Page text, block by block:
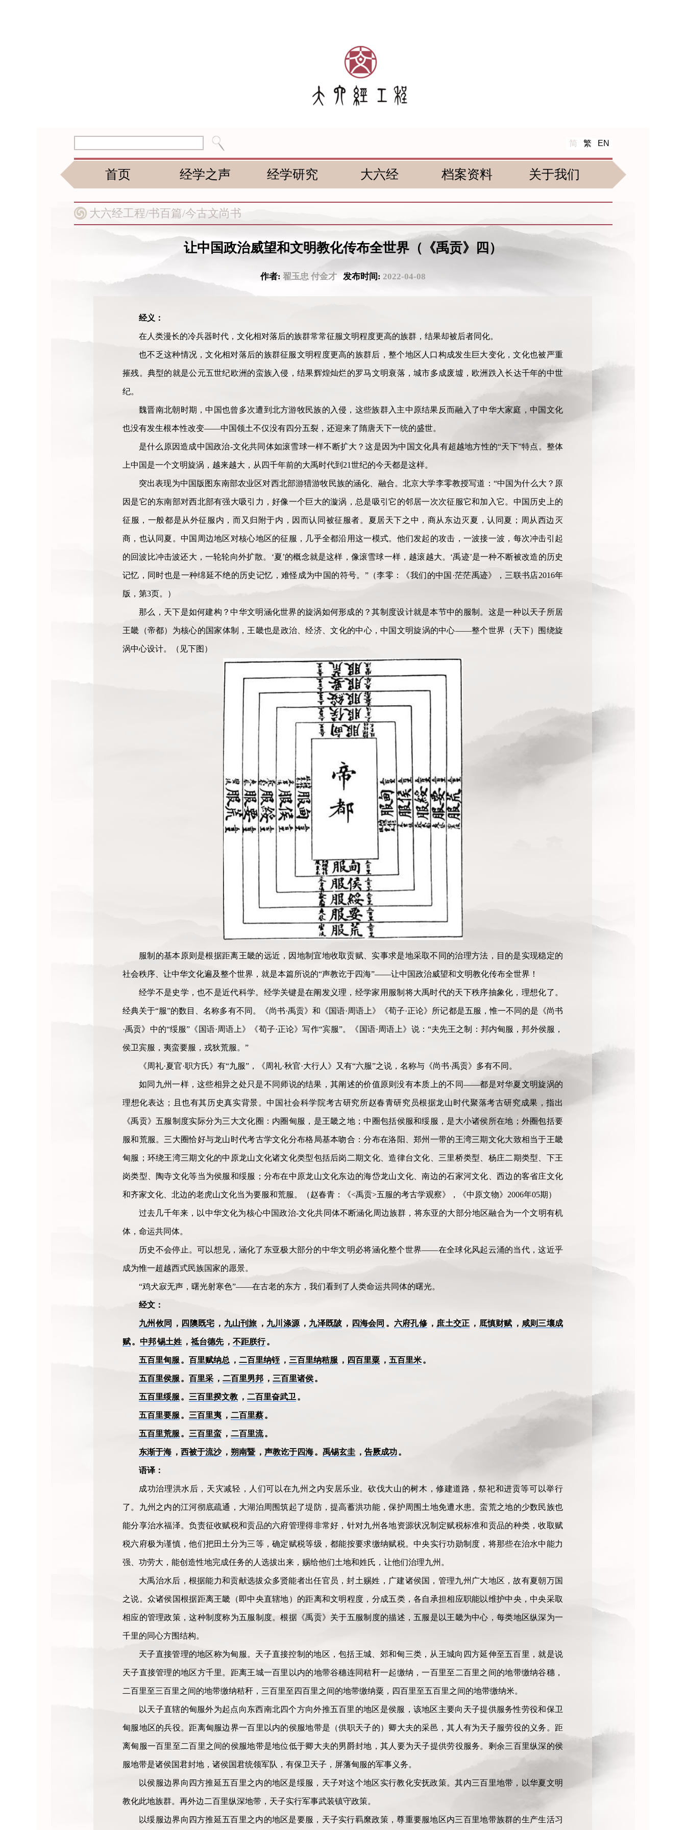
简 繁 EN
首页 经学之声 经学研究 大六经 档案资料 关于我们
大六经工程/书百篇/今古文尚书
让中国政治威望和文明教化传布全世界（《禹贡》四）
作者: 翟玉忠 付金才 发布时间: 2022-04-08
经义：
在人类漫长的冷兵器时代，文化相对落后的族群常常征服文明程度更高的族群，结果却被后者同化。
也不乏这种情况，文化相对落后的族群征服文明程度更高的族群后，整个地区人口构成发生巨大变化，文化也被严重
摧残。典型的就是公元五世纪欧洲的蛮族入侵，结果辉煌灿烂的罗马文明衰落，城市多成废墟，欧洲跌入长达千年的中世
纪。
魏晋南北朝时期，中国也曾多次遭到北方游牧民族的入侵，这些族群入主中原结果反而融入了中华大家庭，中国文化
也没有发生根本性改变——中国领土不仅没有四分五裂，还迎来了隋唐天下一统的盛世。
是什么原因造成中国政治-文化共同体如滚雪球一样不断扩大？这是因为中国文化具有超越地方性的“天下”特点。整体
上中国是一个文明旋涡，越来越大，从四千年前的大禹时代到21世纪的今天都是这样。
突出表现为中国版图东南部农业区对西北部游猎游牧民族的涵化、融合。北京大学李零教授写道：“中国为什么大？原
因是它的东南部对西北部有强大吸引力，好像一个巨大的漩涡，总是吸引它的邻居一次次征服它和加入它。中国历史上的
征服，一般都是从外征服内，而又归附于内，因而认同被征服者。夏居天下之中，商从东边灭夏，认同夏；周从西边灭
商，也认同夏。中国周边地区对核心地区的征服，几乎全都沿用这一模式。他们发起的攻击，一波接一波，每次冲击引起
的回波比冲击波还大，一轮轮向外扩散。‘夏’的概念就是这样，像滚雪球一样，越滚越大。‘禹迹’是一种不断被改造的历史
记忆，同时也是一种绵延不绝的历史记忆，难怪成为中国的符号。”（李零：《我们的中国·茫茫禹迹》，三联书店2016年
版，第3页。）
那么，天下是如何建构？中华文明涵化世界的旋涡如何形成的？其制度设计就是本节中的服制。这是一种以天子所居
王畿（帝都）为核心的国家体制，王畿也是政治、经济、文化的中心，中国文明旋涡的中心——整个世界（天下）围绕旋
涡中心设计。（见下图）
服制的基本原则是根据距离王畿的远近，因地制宜地收取贡赋、实事求是地采取不同的治理方法，目的是实现稳定的
社会秩序、让中华文化遍及整个世界，就是本篇所说的“声教讫于四海”——让中国政治威望和文明教化传布全世界！
经学不是史学，也不是近代科学。经学关键是在阐发义理，经学家用服制将大禹时代的天下秩序抽象化，理想化了。
经典关于“服”的数目、名称多有不同。《尚书·禹贡》和《国语·周语上》《荀子·正论》所记都是五服，惟一不同的是《尚书
·禹贡》中的“绥服”《国语·周语上》《荀子·正论》写作“宾服”。《国语·周语上》说：“夫先王之制：邦内甸服，邦外侯服，
侯卫宾服，夷蛮要服，戎狄荒服。”
《周礼·夏官·职方氏》有“九服”，《周礼·秋官·大行人》又有“六服”之说，名称与《尚书·禹贡》多有不同。
如同九州一样，这些相异之处只是不同师说的结果，其阐述的价值原则没有本质上的不同——都是对华夏文明旋涡的
理想化表达；且也有其历史真实背景。中国社会科学院考古研究所赵春青研究员根据龙山时代聚落考古研究成果，指出
《禹贡》五服制度实际分为三大文化圈：内圈甸服，是王畿之地；中圈包括侯服和绥服，是大小诸侯所在地；外圈包括要
服和荒服。三大圈恰好与龙山时代考古学文化分布格局基本吻合：分布在洛阳、郑州一带的王湾三期文化大致相当于王畿
甸服；环绕王湾三期文化的中原龙山文化诸文化类型包括后岗二期文化、造律台文化、三里桥类型、杨庄二期类型、下王
岗类型、陶寺文化等当为侯服和绥服；分布在中原龙山文化东边的海岱龙山文化、南边的石家河文化、西边的客省庄文化
和齐家文化、北边的老虎山文化当为要服和荒服。（赵春青：《<禹贡>五服的考古学观察》，《中原文物》2006年05期）
过去几千年来，以中华文化为核心中国政治-文化共同体不断涵化周边族群，将东亚的大部分地区融合为一个文明有机
体，命运共同体。
历史不会停止。可以想见，涵化了东亚极大部分的中华文明必将涵化整个世界——在全球化风起云涌的当代，这近乎
成为惟一超越西式民族国家的愿景。
“鸡犬寂无声，曙光射寒色”——在古老的东方，我们看到了人类命运共同体的曙光。
经文：
九州攸同 ， 四隩既宅 ， 九山刊旅 ， 九川涤源 ， 九泽既陂 ， 四海会同 。 六府孔修 ， 庶土交正 ， 厎慎财赋 ， 咸则三壤成
赋。 中邦锡土姓 ，祗台德先 ， 不距朕行。
五百里甸服 。 百里赋纳总 ， 二百里纳铚 ， 三百里纳秸服 ， 四百里粟 ， 五百里米。
五百里侯服 。 百里采 ， 二百里男邦 ， 三百里诸侯。
五百里绥服 。 三百里揆文教 ， 二百里奋武卫 。
五百里要服 。 三百里夷 ， 二百里蔡。
五百里荒服 。 三百里蛮 ， 二百里流。
东渐于海 ， 西被于流沙 ， 朔南暨 ， 声教讫于四海。 禹锡玄圭 ， 告厥成功。
语译：
成功治理洪水后，天灾减轻，人们可以在九州之内安居乐业。砍伐大山的树木，修建道路，祭祀和进贡等可以举行
了。九州之内的江河彻底疏通，大湖泊周围筑起了堤防，提高蓄洪功能，保护周围土地免遭水患。蛮荒之地的少数民族也
能分享治水福泽。负责征收赋税和贡品的六府管理得非常好，针对九州各地资源状况制定赋税标准和贡品的种类，收取赋
税六府极为谨慎，他们把田土分为三等，确定赋税等级，都能按要求缴纳赋税。中央实行功勋制度，将那些在治水中能力
强、功劳大，能创造性地完成任务的人选拔出来，赐给他们土地和姓氏，让他们治理九州。
大禹治水后，根据能力和贡献选拔众多贤能者出任官员，封土赐姓，广建诸侯国，管理九州广大地区，故有夏朝万国
之说。众诸侯国根据距离王畿（即中央直辖地）的距离和文明程度，分成五类，各自承担相应职能以维护中央，中央采取
相应的管理政策，这种制度称为五服制度。根据《禹贡》关于五服制度的描述，五服是以王畿为中心，每类地区纵深为一
千里的同心方围结构。
天子直接管理的地区称为甸服。天子直接控制的地区，包括王城、郊和甸三类，从王城向四方延伸至五百里，就是说
天子直接管理的地区方千里。距离王城一百里以内的地带谷穗连同秸秆一起缴纳，一百里至二百里之间的地带缴纳谷穗，
二百里至三百里之间的地带缴纳秸秆，三百里至四百里之间的地带缴纳粟，四百里至五百里之间的地带缴纳米。
以天子直辖的甸服外为起点向东西南北四个方向外推五百里的地区是侯服，该地区主要向天子提供服务性劳役和保卫
甸服地区的兵役。距离甸服边界一百里以内的侯服地带是（供职天子的）卿大夫的采邑，其人有为天子服劳役的义务。距
离甸服一百里至二百里之间的侯服地带是地位低于卿大夫的男爵封地，其人要为天子提供劳役服务。剩余三百里纵深的侯
服地带是诸侯国君封地，诸侯国君统领军队，有保卫天子，屏藩甸服的军事义务。
以侯服边界向四方推延五百里之内的地区是绥服，天子对这个地区实行教化安抚政策。其内三百里地带，以华夏文明
教化此地族群。再外边二百里纵深地带，天子实行军事武装镇守政策。
以绥服边界向四方推延五百里之内的地区是要服，天子实行羁縻政策，尊重要服地区内三百里地带族群的生产生活习